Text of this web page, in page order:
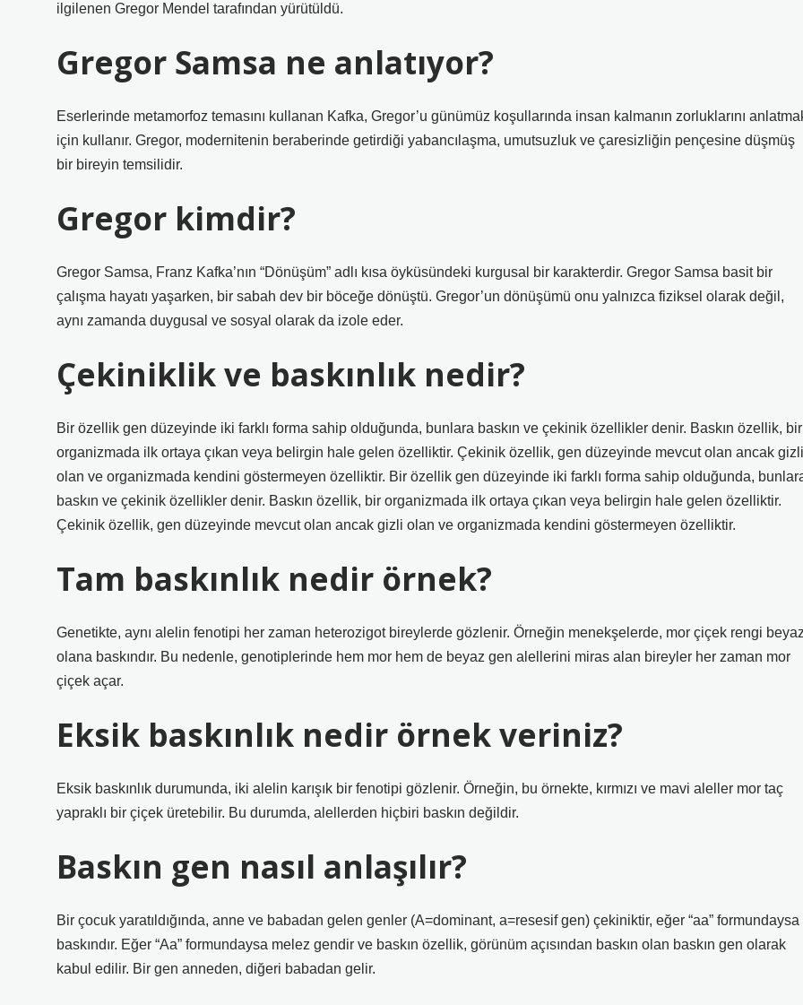
ilgilenen Gregor Mendel tarafından yürütüldü.
Gregor Samsa ne anlatıyor?
Eserlerinde metamorfoz temasını kullanan Kafka, Gregor’u günümüz koşullarında insan kalmanın zorluklarını
için kullanır. Gregor, modernitenin beraberinde getirdiği yabancılaşma, umutsuzluk ve çaresizliğin pençesine düşmüş
bir bireyin temsilidir.
Gregor kimdir?
Gregor Samsa, Franz Kafka’nın “Dönüşüm” adlı kısa öyküsündeki kurgusal bir karakterdir. Gregor Samsa basit bir
çalışma hayatı yaşarken, bir sabah dev bir böceğe dönüştü. Gregor’un dönüşümü onu yalnızca fiziksel olarak değil,
aynı zamanda duygusal ve sosyal olarak da izole eder.
Çekiniklik ve baskınlık nedir?
Bir özellik gen düzeyinde iki farklı forma sahip olduğunda, bunlara baskın ve çekinik özellikler denir. Baskın özellik, bir
organizmada ilk ortaya çıkan veya belirgin hale gelen özelliktir. Çekinik özellik, gen düzeyinde mevcut olan ancak gizli
olan ve organizmada kendini göstermeyen özelliktir. Bir özellik gen düzeyinde iki farklı forma sahip olduğunda,
baskın ve çekinik özellikler denir. Baskın özellik, bir organizmada ilk ortaya çıkan veya belirgin hale gelen özelliktir.
Çekinik özellik, gen düzeyinde mevcut olan ancak gizli olan ve organizmada kendini göstermeyen özelliktir.
Tam baskınlık nedir örnek?
Genetikte, aynı alelin fenotipi her zaman heterozigot bireylerde gözlenir. Örneğin menekşelerde, mor çiçek rengi
olana baskındır. Bu nedenle, genotiplerinde hem mor hem de beyaz gen alellerini miras alan bireyler her zaman mor
çiçek açar.
Eksik baskınlık nedir örnek veriniz?
Eksik baskınlık durumunda, iki alelin karışık bir fenotipi gözlenir. Örneğin, bu örnekte, kırmızı ve mavi aleller mor taç
yapraklı bir çiçek üretebilir. Bu durumda, alellerden hiçbiri baskın değildir.
Baskın gen nasıl anlaşılır?
Bir çocuk yaratıldığında, anne ve babadan gelen genler (A=dominant, a=resesif gen) çekiniktir, eğer “aa” formundaysa
baskındır. Eğer “Aa” formundaysa melez gendir ve baskın özellik, görünüm açısından baskın olan baskın gen olarak
kabul edilir. Bir gen anneden, diğeri babadan gelir.